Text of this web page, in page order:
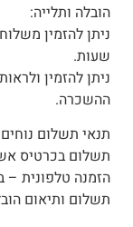
הובלה ותלייה:
שעות.
ניתן להזמין
ההשכרה.
תנאי תשלום
תשלום בכרטיס אשראי עד 6
הזמנה טלפונית –
תשלום ותיאום